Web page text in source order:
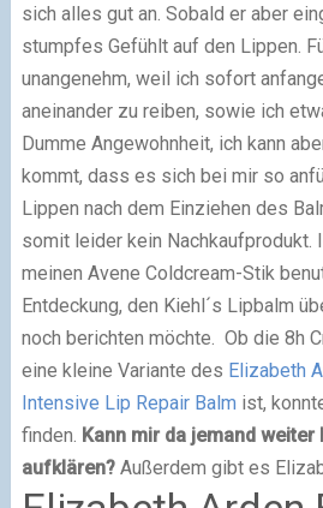
sich alles gut an. Sobald er aber
stumpfes Gefühlt auf den Lippen.
unangenehm, weil ich sofort
aneinander zu reiben, sowie ich
Dumme Angewohnheit, ich kann
kommt, dass es sich bei mir so
Lippen nach dem Einziehen des
somit leider kein Nachkaufprodukt.
meinen Avene Coldcream-Stik
Entdeckung, den Kiehl´s Lipbalm
noch berichten möchte.
Ob die 8h
eine kleine Variante des Elizabeth
Intensive Lip Repair Balm ist,
finden. Kann mir da jemand
aufklären? Außerdem gibt es